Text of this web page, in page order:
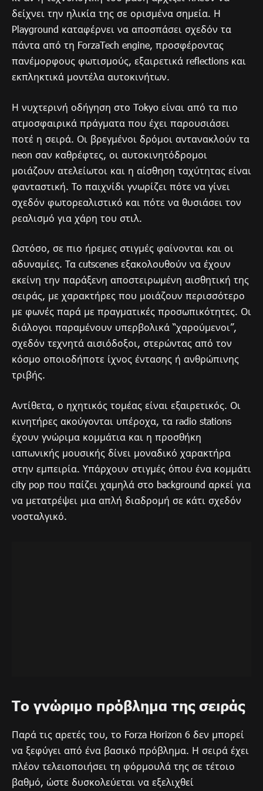
δείχνει την ηλικία της σε ορισμένα σημεία. Η
Playground καταφέρνει να αποσπάσει σχεδόν τα
πάντα από τη ForzaTech engine, προσφέροντας
πανέμορφους φωτισμούς, εξαιρετικά reflections και
εκπληκτικά μοντέλα αυτοκινήτων.
Η νυχτερινή οδήγηση στο Tokyo είναι από τα πιο
ατμοσφαιρικά πράγματα που έχει παρουσιάσει
ποτέ η σειρά. Οι βρεγμένοι δρόμοι αντανακλούν τα
neon σαν καθρέφτες, οι αυτοκινητόδρομοι
μοιάζουν ατελείωτοι και η αίσθηση ταχύτητας είναι
φανταστική. Το παιχνίδι γνωρίζει πότε να γίνει
σχεδόν φωτορεαλιστικό και πότε να θυσιάσει τον
ρεαλισμό για χάρη του στιλ.
Ωστόσο, σε πιο ήρεμες στιγμές φαίνονται και οι
αδυναμίες. Τα cutscenes εξακολουθούν να έχουν
εκείνη την παράξενη αποστειρωμένη αισθητική της
σειράς, με χαρακτήρες που μοιάζουν περισσότερο
με φωνές παρά με πραγματικές προσωπικότητες. Οι
διάλογοι παραμένουν υπερβολικά “χαρούμενοι”,
σχεδόν τεχνητά αισιόδοξοι, στερώντας από τον
κόσμο οποιοδήποτε ίχνος έντασης ή ανθρώπινης
τριβής.
Αντίθετα, ο ηχητικός τομέας είναι εξαιρετικός. Οι
κινητήρες ακούγονται υπέροχα, τα radio stations
έχουν γνώριμα κομμάτια και η προσθήκη
ιαπωνικής μουσικής δίνει μοναδικό χαρακτήρα
στην εμπειρία. Υπάρχουν στιγμές όπου ένα κομμάτι
city pop που παίζει χαμηλά στο background αρκεί για
να μετατρέψει μια απλή διαδρομή σε κάτι σχεδόν
νοσταλγικό.
Το γνώριμο πρόβλημα της σειράς
Παρά τις αρετές του, το Forza Horizon 6 δεν μπορεί
να ξεφύγει από ένα βασικό πρόβλημα. Η σειρά έχει
πλέον τελειοποιήσει τη φόρμουλά της σε τέτοιο
βαθμό, ώστε δυσκολεύεται να εξελιχθεί